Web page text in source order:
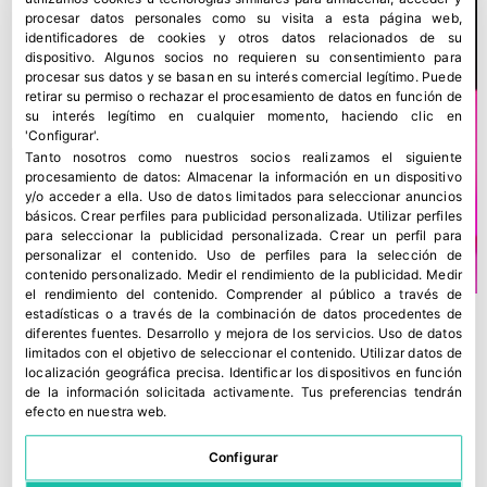
procesar datos personales como su visita a esta página web,
identificadores de cookies y otros datos relacionados de su
dispositivo. Algunos socios no requieren su consentimiento para
procesar sus datos y se basan en su interés comercial legítimo. Puede
retirar su permiso o rechazar el procesamiento de datos en función de
su interés legítimo en cualquier momento, haciendo clic en
'Configurar'.
Tanto nosotros como nuestros socios realizamos el siguiente
procesamiento de datos: Almacenar la información en un dispositivo
y/o acceder a ella. Uso de datos limitados para seleccionar anuncios
básicos.Crear perfiles para publicidad personalizada. Utilizar perfiles
para seleccionar la publicidad personalizada.Crear un perfil para
personalizar el contenido. Uso de perfiles para la selección de
contenido personalizado. Medir el rendimiento de la publicidad. Medir
el rendimiento del contenido.Comprender al público a través de
estadísticas o a través de la combinación de datos procedentes de
diferentes fuentes. Desarrollo y mejora de los servicios. Uso de datos
limitados con el objetivo de seleccionar el contenido. Utilizar datos de
localización geográfica precisa. Identificar los dispositivos en función
de la información solicitada activamente. Tus preferencias tendrán
efecto en nuestra web.
Configurar